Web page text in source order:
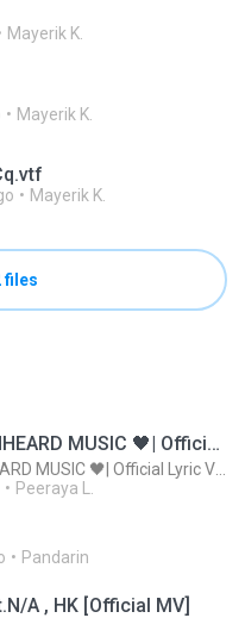
Mayerik K.
Mayerik K.
Mayerik K.
files
ไม่มีใครรู้ตัวเรา– UNHEARD MUSIC 🖤| Official Lyric Video | เพลงสู้ชีวิต
Peeraya L.
Pandarin
A , HK [Official MV]